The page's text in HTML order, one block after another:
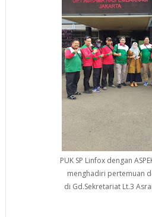
PUK SP Linfox dengan
menghadiri pertemuan
di Gd.Sekretariat Lt.3